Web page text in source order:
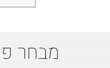
מבחר